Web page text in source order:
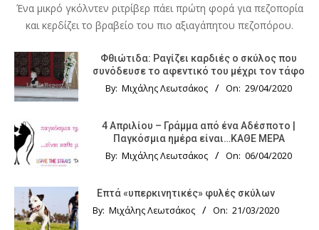
Ένα μικρό γκόλντεν ριτρίβερ πάει πρώτη φορά για πεζοπορία
και κερδίζει το βραβείο του πιο αξιαγάπητου πεζοπόρου.
Φθιώτιδα: Ραγίζει καρδιές ο σκύλος που
συνόδευσε το αφεντικό του μέχρι τον τάφο
By: Μιχάλης Λεωτσάκος On: 29/04/2020
4 Απριλίου – Γράμμα από ένα Αδέσποτο |
Παγκόσμια ημέρα είναι…ΚΑΘΕ ΜΕΡΑ
By: Μιχάλης Λεωτσάκος On: 06/04/2020
Επτά «υπερκινητικές» φυλές σκύλων
By: Μιχάλης Λεωτσάκος On: 21/03/2020